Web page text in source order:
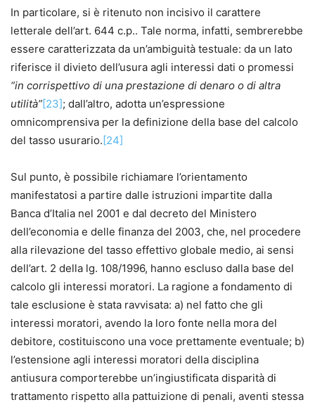
In particolare, si è ritenuto non incisivo il carattere
letterale dell’art. 644 c.p.. Tale norma, infatti, sembrerebbe
essere caratterizzata da un’ambiguità testuale: da un lato
riferisce il divieto dell’usura agli interessi dati o promessi
“in corrispettivo di una prestazione di denaro o di altra
utilità”[23]; dall’altro, adotta un’espressione
omnicomprensiva per la definizione della base del calcolo
del tasso usurario.[24]
Sul punto, è possibile richiamare l’orientamento
manifestatosi a partire dalle istruzioni impartite dalla
Banca d’Italia nel 2001 e dal decreto del Ministero
dell’economia e delle finanza del 2003, che, nel procedere
alla rilevazione del tasso effettivo globale medio, ai sensi
dell’art. 2 della lg. 108/1996, hanno escluso dalla base del
calcolo gli interessi moratori. La ragione a fondamento di
tale esclusione è stata ravvisata: a) nel fatto che gli
interessi moratori, avendo la loro fonte nella mora del
debitore, costituiscono una voce prettamente eventuale; b)
l’estensione agli interessi moratori della disciplina
antiusura comporterebbe un’ingiustificata disparità di
trattamento rispetto alla pattuizione di penali, aventi stessa